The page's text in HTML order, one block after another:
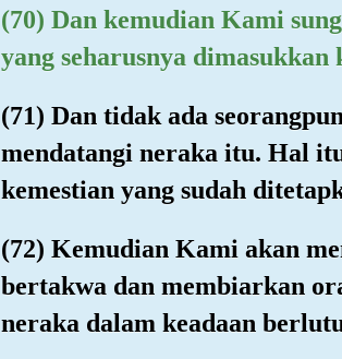
(70) Dan kemudian Kami
yang seharusnya dimasukkan
(71) Dan tidak ada
mendatangi neraka itu. Hal
kemestian yang sudah
(72) Kemudian Kami akan
bertakwa dan membiarkan
neraka dalam keadaan